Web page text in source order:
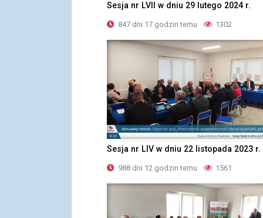
Sesja nr LVII w dniu 29 lutego 2024 r.
847 dni 17 godzin temu 1302
Sesja nr LIV w dniu 22 listopada 2023 r.
988 dni 12 godzin temu 1561